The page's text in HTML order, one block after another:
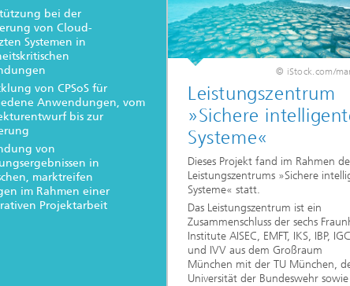
bei der
von Cloud-
Systemen in
von CPSoS für
Anwendungen, vom
bis zur
von
in
marktreifen
im Rahmen einer
Projektarbeit
© iStock.com/
Leistungszentrum
»Sichere
Systeme«
Dieses Projekt fand im Rahmen
Leistungszentrums »Sichere
Systeme« statt.
Das Leistungszentrum ist ein
Zusammenschluss der sechs
Institute AISEC, EMFT, IKS, IBP,
und IVV aus dem Großraum
München mit der TU München,
Universität der Bundeswehr